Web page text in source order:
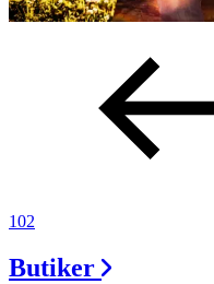
102
Butiker